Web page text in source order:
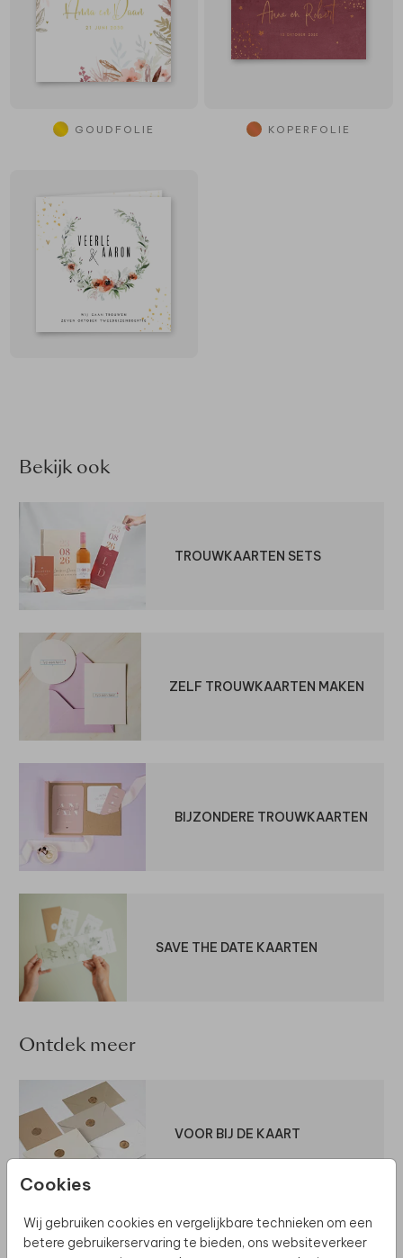
Cookies
Wij gebruiken cookies en vergelijkbare technieken om een
betere gebruikerservaring te bieden, ons websiteverkeer
GOUDFOLIE KOPERFOLIE
Bekijk ook
TROUWKAARTEN SETS
ZELF TROUWKAARTEN MAKEN
BIJZONDERE TROUWKAARTEN
SAVE THE DATE KAARTEN
Ontdek meer
VOOR BIJ DE KAART